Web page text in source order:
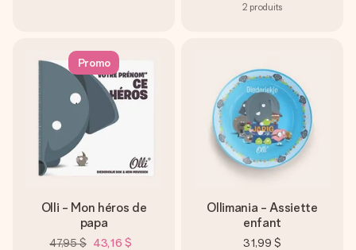
2 produits
Promo
Olli - Mon héros de
papa
47,95 $ 43,16 $
Ollimania - Assiette
enfant
31,99 $